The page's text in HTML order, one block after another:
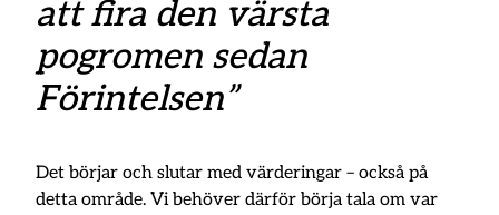
att fira den värsta
pogromen sedan
Förintelsen”
Det börjar och slutar med värderingar – också på
detta område. Vi behöver därför börja tala om var